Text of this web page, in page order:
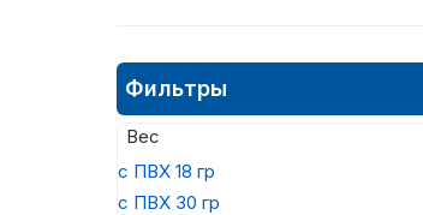
Фильтры
Вес
с ПВХ 18 гр
с ПВХ 30 гр